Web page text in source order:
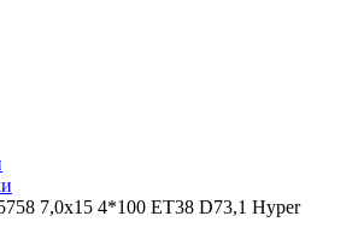
7,0x15 4*100 ET38 D73,1 Hyper